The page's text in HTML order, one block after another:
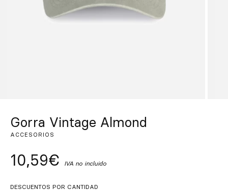
Gorra Vintage Almond
ACCESORIOS
10,59€ IVA no incluido
DESCUENTOS POR CANTIDAD